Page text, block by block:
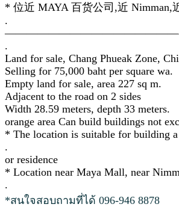
* 位近 MAYA 百货公司,近 Nimman,
.
.
Land for sale, Chang Phueak Zone,
Selling for 75,000 baht per square wa.
Empty land for sale, area 227 sq m.
Adjacent to the road on 2 sides
Width 28.59 meters, depth 33 meters.
orange area Can build buildings not
* The location is suitable for building
.
or residence
* Location near Maya Mall, near
.
*สนใจสอบถามที่ได้ 096-946 8878